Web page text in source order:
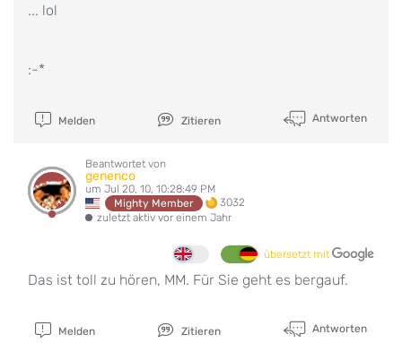
... lol
:-*
Melden Zitieren Antworten
Beantwortet von
genenco
um Jul 20, 10, 10:28:49 PM
Mighty Member
3032
zuletzt aktiv vor einem Jahr
übersetzt mit
Das ist toll zu hören, MM. Für Sie geht es bergauf.
Melden Zitieren Antworten